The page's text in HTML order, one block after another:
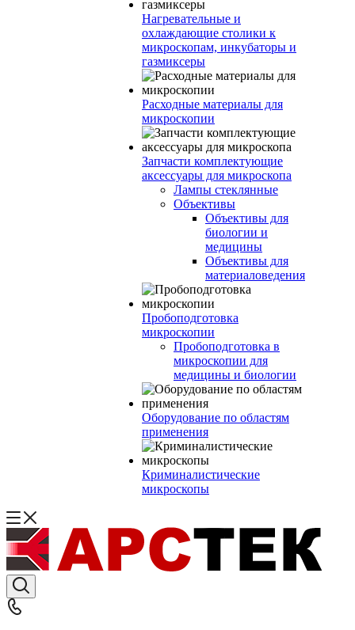
Нагревательные и
охлаждающие столики к
микроскопам, инкубаторы и
газмиксеры
Расходные материалы для
микроскопии
Запчасти комплектующие
аксессуары для микроскопа
Лампы стеклянные
Объективы
Объективы для
биологии и
медицины
Объективы для
материаловедения
Пробоподготовка
микроскопии
Пробоподготовка в
микроскопии для
медицины и биологии
Оборудование по областям
применения
Криминалистические
микроскопы